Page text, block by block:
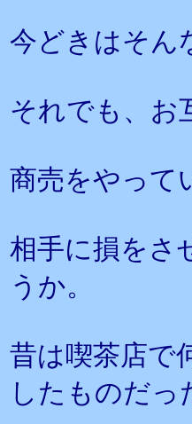
今どきはそん
それでも、お
商売をやって
相手に損をさ
うか。
昔は喫茶店で
したものだっ